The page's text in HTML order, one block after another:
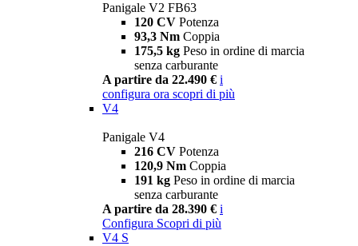
Panigale V2 FB63
120 CV Potenza
93,3 Nm Coppia
175,5 kg Peso in ordine di marcia
senza carburante
A partire da 22.490 € i
configura ora scopri di più
V4
Panigale V4
216 CV Potenza
120,9 Nm Coppia
191 kg Peso in ordine di marcia
senza carburante
A partire da 28.390 € i
Configura Scopri di più
V4 S